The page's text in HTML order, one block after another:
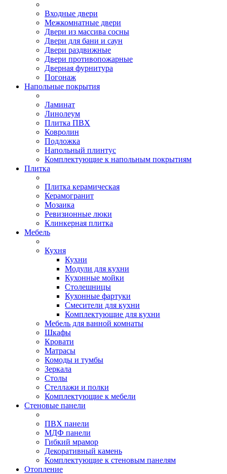
Входные двери
Межкомнатные двери
Двери из массива сосны
Двери для бани и саун
Двери раздвижные
Двери противопожарные
Дверная фурнитура
Погонаж
Напольные покрытия
Ламинат
Линолеум
Плитка ПВХ
Ковролин
Подложка
Напольный плинтус
Комплектующие к напольным покрытиям
Плитка
Плитка керамическая
Керамогранит
Мозаика
Ревизионные люки
Клинкерная плитка
Мебель
Кухня
Кухни
Модули для кухни
Кухонные мойки
Столешницы
Кухонные фартуки
Смесители для кухни
Комплектующие для кухни
Мебель для ванной комнаты
Шкафы
Кровати
Матрасы
Комоды и тумбы
Зеркала
Столы
Стеллажи и полки
Комплектующие к мебели
Стеновые панели
ПВХ панели
МДФ панели
Гибкий мрамор
Декоративный камень
Комплектующие к стеновым панелям
Отопление